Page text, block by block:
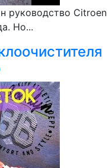
руководство Citroen
Но...